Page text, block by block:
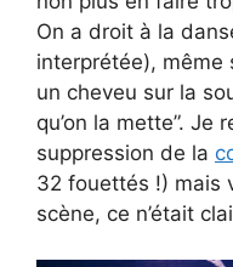
On a droit à la
interprétée), même
un cheveu sur la
qu’on la mette”. Je
suppression de la
32 fouettés !) mais
scène, ce n’était